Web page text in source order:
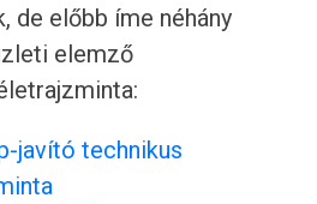
de előbb íme néhány
elemző
javító technikus